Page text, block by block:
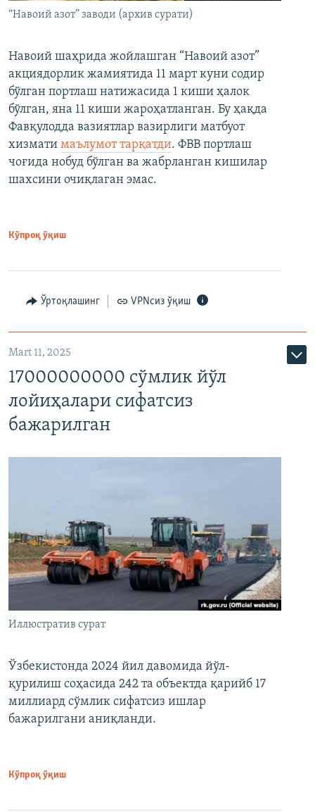
“Навоий азот” заводи (архив сурати)
Навоий шаҳрида жойлашган “Навоий азот”
акциядорлик жамиятида 11 март куни содир
бўлган портлаш натижасида 1 киши ҳалок
бўлган, яна 11 киши жароҳатланган. Бу ҳақда
Фавқулодда вазиятлар вазирлиги матбуот
хизмати маълумот тарқатди. ФВВ портлаш
чоғида нобуд бўлган ва жабрланган кишилар
шахсини очиқлаган эмас.
Кўпроқ ўқиш
Ўртоқлашинг VPNсиз ўқиш
Mart 11, 2025
17000000000 сўмлик йўл
лойиҳалари сифатсиз
бажарилган
Иллюстратив сурат
Ўзбекистонда 2024 йил давомида йўл-
қурилиш соҳасида 242 та объектда қарийб 17
миллиард сўмлик сифатсиз ишлар
бажарилгани аниқланди.
Кўпроқ ўқиш